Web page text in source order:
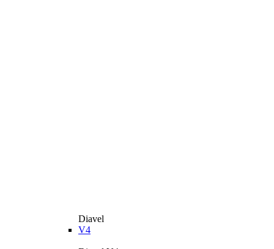
Diavel
V4